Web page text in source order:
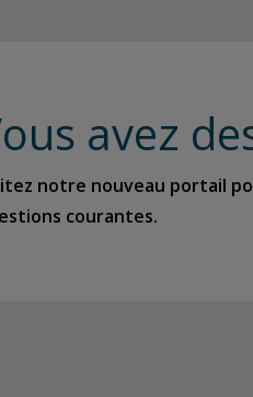
avez
notre nouveau portail
courantes.